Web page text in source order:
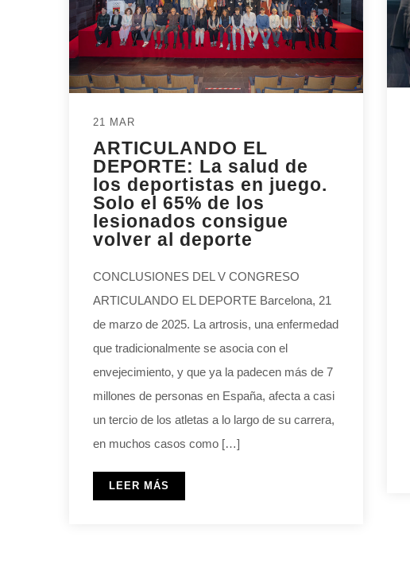
21 MAR
ARTICULANDO EL
DEPORTE: La salud de
los deportistas en juego.
Solo el 65% de los
lesionados consigue
volver al deporte
CONCLUSIONES DEL V CONGRESO
ARTICULANDO EL DEPORTE Barcelona, 21
de marzo de 2025. La artrosis, una enfermedad
que tradicionalmente se asocia con el
envejecimiento, y que ya la padecen más de 7
millones de personas en España, afecta a casi
un tercio de los atletas a lo largo de su carrera,
en muchos casos como […]
LEER MÁS